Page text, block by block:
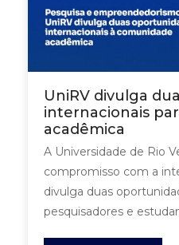
UniRV divulga
internacionais
acadêmica
A Universidade de Rio
compromisso com a
divulga duas
pesquisadores e